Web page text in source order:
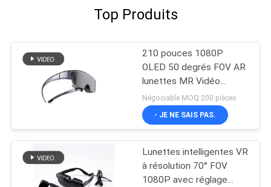
Top Produits
210 pouces 1080P
OLED 50 degrés FOV AR
lunettes MR Vidéo
lunettes avec USB-C
Négociable MOQ:200 pièces
- JE NE SAIS PAS.
Lunettes intelligentes VR
à résolution 70° FOV
1080P avec réglage